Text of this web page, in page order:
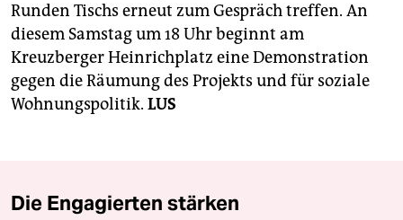
Runden Tischs erneut zum Gespräch treffen. An
diesem Samstag um 18 Uhr beginnt am
Kreuzberger Heinrichplatz eine Demonstration
gegen die Räumung des Projekts und für soziale
Wohnungspolitik. LUS
Die Engagierten stärken